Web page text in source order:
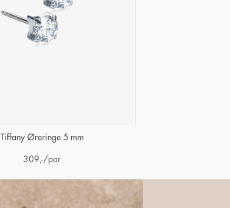
Tiffany Øreringe 5 mm
309 ,-/par